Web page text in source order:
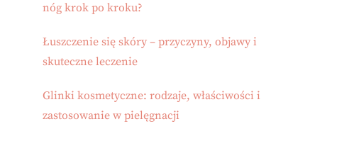
nóg krok po kroku?
Łuszczenie się skóry – przyczyny, objawy i
skuteczne leczenie
Glinki kosmetyczne: rodzaje, właściwości i
zastosowanie w pielęgnacji